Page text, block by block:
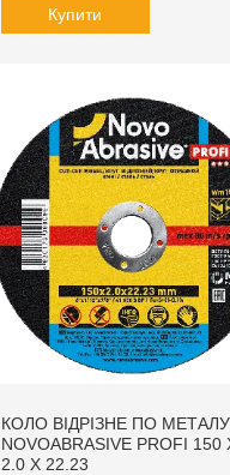
Купити
КОЛО ВІДРІЗНЕ ПО МЕТАЛУ
NOVOABRASIVE PROFI 150
2.0 X 22.23